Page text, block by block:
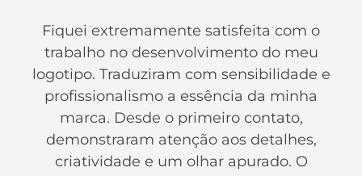
Fiquei extremamente satisfeita com o
trabalho no desenvolvimento do meu
logotipo. Traduziram com sensibilidade e
profissionalismo a essência da minha
marca. Desde o primeiro contato,
demonstraram atenção aos detalhes,
criatividade e um olhar apurado. O